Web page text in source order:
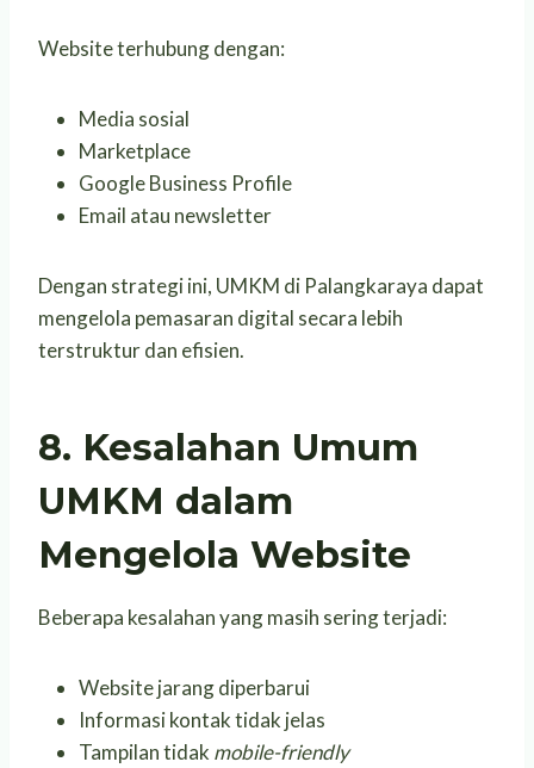
Website terhubung dengan:
Media sosial
Marketplace
Google Business Profile
Email atau newsletter
Dengan strategi ini, UMKM di Palangkaraya dapat
mengelola pemasaran digital secara lebih
terstruktur dan efisien.
8. Kesalahan Umum
UMKM dalam
Mengelola Website
Beberapa kesalahan yang masih sering terjadi:
Website jarang diperbarui
Informasi kontak tidak jelas
Tampilan tidak mobile-friendly